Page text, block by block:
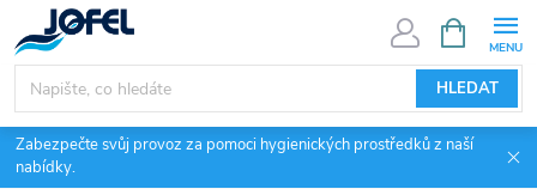
na
obsah
HLEDAT
NÁKUPNÍ
KOŠÍK
Zabezpečte svůj provoz za pomoci hygienických prostředků z naší
nabídky.